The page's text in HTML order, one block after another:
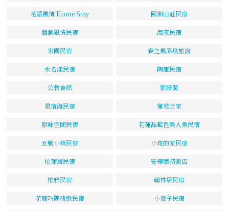
花語風情 Home Stay 國興山莊民宿
洄瀾風情民宿 海濱民宿
家園民宿 春之風溫泉旅店
水名漾民宿 陶庫民宿
公教會館 紫藤閣
星宿海民宿 蓮苑之家
原味空間民宿 花蓮晶藍色美人魚民宿
五號小築民宿 小斑的家民宿
松蒲居民宿 安樺商務飯店
柏雅民宿 翰林居民宿
花簷巧隅精緻民宿 小瓶子民宿